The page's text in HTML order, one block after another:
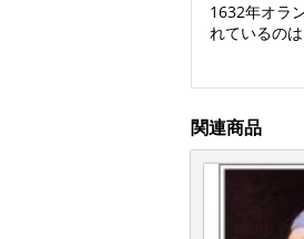
1632年オラ
れているの
関連商品